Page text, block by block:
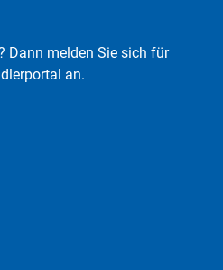
Dann melden Sie sich für
an.